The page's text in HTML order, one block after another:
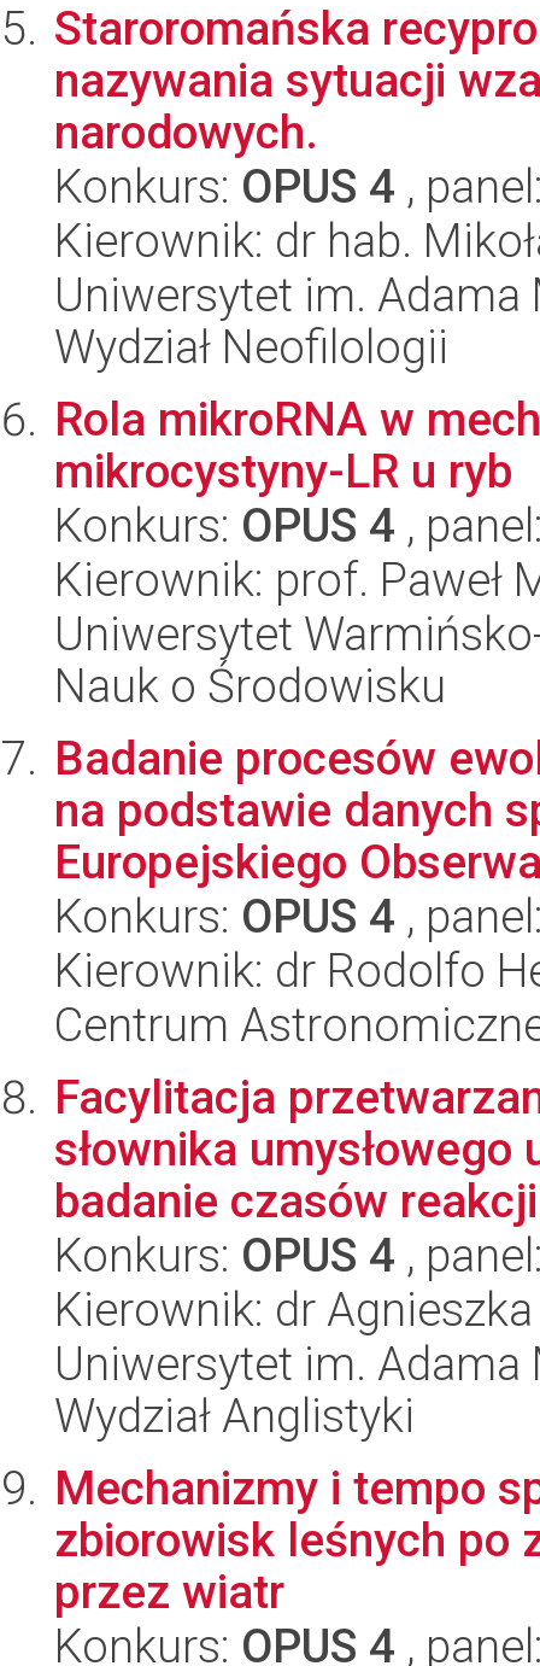
Staroromańska
nazywania sytuacji
narodowych.
Konkurs: OPUS 4 ,
Kierownik: dr hab.
Uniwersytet im.
Wydział Neofilologii
Rola mikroRNA w
mikrocystyny-LR u ryb
Konkurs: OPUS 4 ,
Kierownik: prof. Paweł
Uniwersytet
Nauk o Środowisku
Badanie procesów
na podstawie danych
Europejskiego
Konkurs: OPUS 4 ,
Kierownik: dr Rodolfo
Centrum
Facylitacja
słownika
badanie czasów
Konkurs: OPUS 4 ,
Kierownik: dr
Uniwersytet im.
Wydział Anglistyki
Mechanizmy i tempo
zbiorowisk leśnych po
przez wiatr
Konkurs: OPUS 4 ,